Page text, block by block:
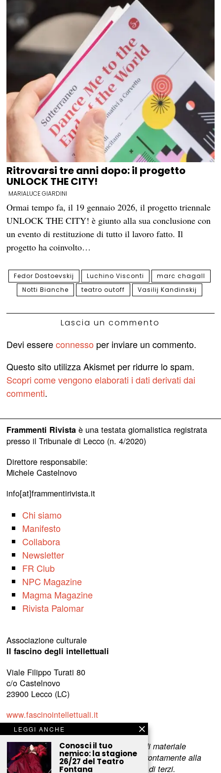
Ritrovarsi tre anni dopo: il progetto
UNLOCK THE CITY!
MARIALUCE GIARDINI
Ormai tempo fa, il 19 gennaio 2026, il progetto triennale
UNLOCK THE CITY! è giunto alla sua conclusione con
un evento di restituzione di tutto il lavoro fatto. Il
progetto ha coinvolto…
Fedor Dostoevskij Luchino Visconti
marc chagall
Notti Bianche
teatro outoff Vasilij Kandinskij
Lascia un commento
Devi essereconnesso per inviare un commento.
Questo sito utilizza Akismet per ridurre lo spam.
Scopri come vengono elaborati i dati derivati dai
commenti.
Frammenti Rivistaè una testata giornalistica registrata
presso il Tribunale di Lecco (n. 4/2020)
Direttore responsabile:
Michele Castelnovo
info[at]frammentirivista.it
Chi siamo
Manifesto
Collabora
Newsletter
FR Club
NPC Magazine
Magma Magazine
Rivista Palomar
Associazione culturale
Il fascino degli intellettuali
Viale Filippo Turati 80
c/o Castelnovo
23900 Lecco (LC)
www.fascinointellettuali.it
info[at]fascinointellettuali.it
Per segnalare eventuali errori nell’uso di materiale
riservato,scriveteci e provvederemo prontamente alla
rimozione del materiale lesivo dei diritti di terzi.
LEGGI ANCHE
Conosci il tuo
nemico: la stagione
26/27 del Teatro
Fontana